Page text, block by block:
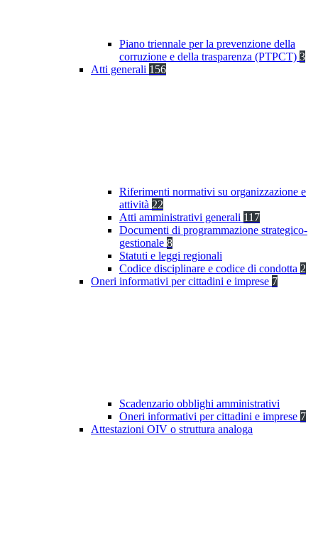
Piano triennale per la prevenzione della
corruzione e della trasparenza (PTPCT) 3
Atti generali 156
Riferimenti normativi su organizzazione e
attività 22
Atti amministrativi generali 117
Documenti di programmazione strategico-
gestionale 8
Statuti e leggi regionali
Codice disciplinare e codice di condotta 2
Oneri informativi per cittadini e imprese 7
Scadenzario obblighi amministrativi
Oneri informativi per cittadini e imprese 7
Attestazioni OIV o struttura analoga